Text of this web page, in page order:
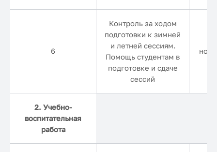
6
Контроль за ходом
подготовки к зимней
и летней сессиям.
Помощь студентам в
подготовке и сдаче
сессий
2. Учебно-
воспитательная
работа